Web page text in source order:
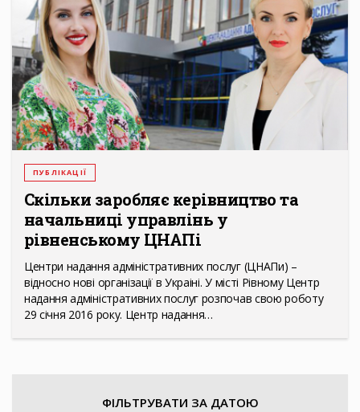
ПУБЛІКАЦІЇ
Скільки заробляє керівництво та
начальниці управлінь у
рівненському ЦНАПі
Центри надання адміністративних послуг (ЦНАПи) –
відносно нові організації в Украіні. У місті Рівному Центр
надання адміністративних послуг розпочав свою роботу
29 січня 2016 року. Центр надання…
ФІЛЬТРУВАТИ ЗА ДАТОЮ